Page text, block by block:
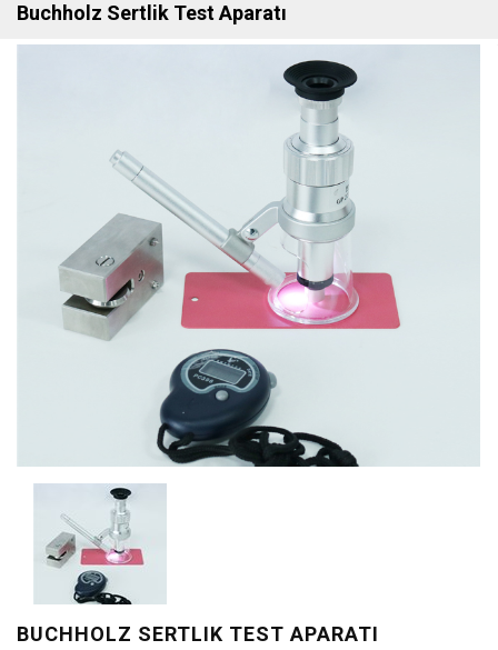
Buchholz Sertlik Test Aparatı
BUCHHOLZ SERTLIK TEST APARATI